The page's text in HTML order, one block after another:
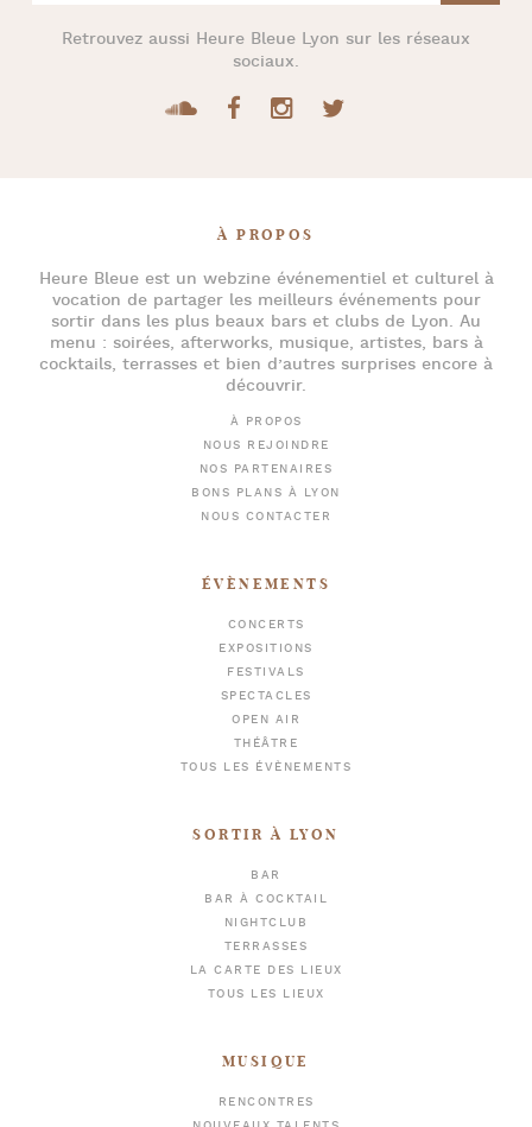
Retrouvez aussi Heure Bleue Lyon sur les réseaux
sociaux.
À PROPOS
Heure Bleueest un webzine événementiel et culturel à
vocation de partager les meilleurs événements pour
sortir dans les plus beaux bars et clubs de Lyon. Au
menu : soirées, afterworks, musique, artistes, bars à
cocktails, terrasses et bien d’autres surprises encore à
découvrir.
À PROPOS
NOUS REJOINDRE
NOS PARTENAIRES
BONS PLANS À LYON
NOUS CONTACTER
ÉVÈNEMENTS
CONCERTS
EXPOSITIONS
FESTIVALS
SPECTACLES
OPEN AIR
THÉÂTRE
TOUS LES ÉVÈNEMENTS
SORTIR À LYON
BAR
BAR À COCKTAIL
NIGHTCLUB
TERRASSES
LA CARTE DES LIEUX
TOUS LES LIEUX
MUSIQUE
RENCONTRES